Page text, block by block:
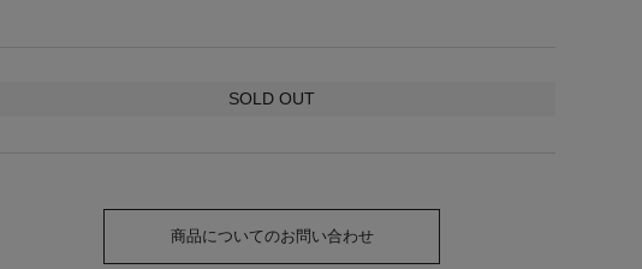
SOLD OUT
商品についてのお問い合わせ